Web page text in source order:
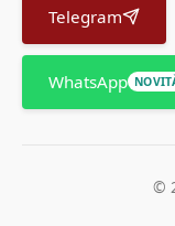
Telegram
WhatsApp
©